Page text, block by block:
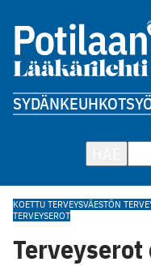
SYDÄNKEUHKOT
KOETTU TERVEYSVÄESTÖN
TERVEYSEROT